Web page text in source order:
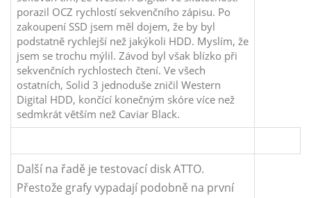
porazil OCZ rychlostí sekvenčního zápisu. Po
zakoupení SSD jsem měl dojem, že by byl
podstatně rychlejší než jakýkoli HDD. Myslím, že
jsem se trochu mýlil. Závod byl však blízko při
sekvenčních rychlostech čtení. Ve všech
ostatních, Solid 3 jednoduše zničil Western
Digital HDD, končící konečným skóre více než
sedmkrát větším než Caviar Black.
Další na řadě je testovací disk ATTO.
Přestože grafy vypadají podobně na první